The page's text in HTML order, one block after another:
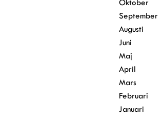
Oktober
September
Augusti
Juni
Maj
April
Mars
Februari
Januari